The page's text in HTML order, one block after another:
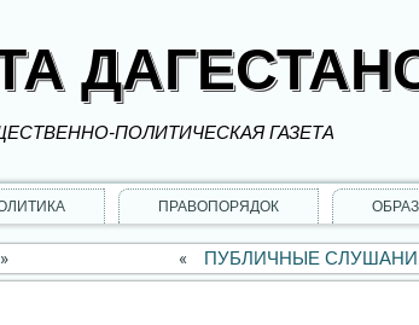
ПОЛИТИЧЕСКАЯ ГАЗЕТА
ПРАВОПОРЯДОК
» « ПУБЛИЧНЫЕ